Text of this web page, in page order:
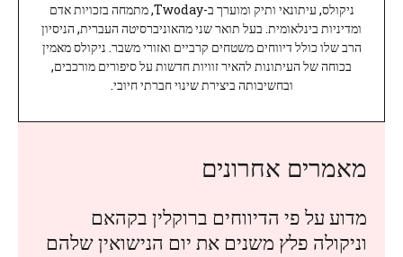
ניקולס, עיתונאי ותיק ומוערך ב-Twoday, מתמחה בזכויות אדם
ומדיניות בינלאומית. בעל תואר שני מהאוניברסיטה העברית, הניסיון
הרב שלו כולל דיווחים משטחים קרביים ואזורי משבר. ניקולס מאמין
בכוחה של העיתונות להאיר זוויות חדשות על סיפורים מורכבים,
ובחשיבותה ביצירת שינוי חברתי חיובי.
מאמרים אחרונים
מדוע על פי הדיווחים ברוקלין בקהאם
וניקולה פלץ משנים את יום הנישואין שלהם